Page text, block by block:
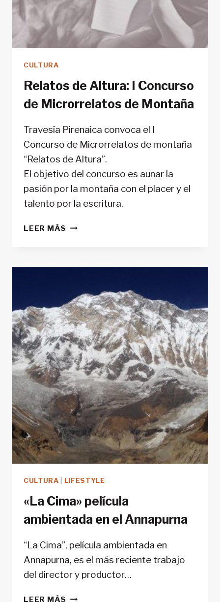
CULTURA
Relatos de Altura: I Concurso
de Microrrelatos de Montaña
Travesía Pirenaica convoca el I
Concurso de Microrrelatos de montaña
“Relatos de Altura”.
El objetivo del concurso es aunar la
pasión por la montaña con el placer y el
talento por la escritura.
LEER MÁS RELATOS
MICRORRELATOS
DE
MONTAÑA
CULTURA LIFESTYLE
«La Cima» película
ambientada en el Annapurna
“La Cima”, película ambientada en
Annapurna, es el más reciente trabajo
del director y productor…
LEER MÁS «LA